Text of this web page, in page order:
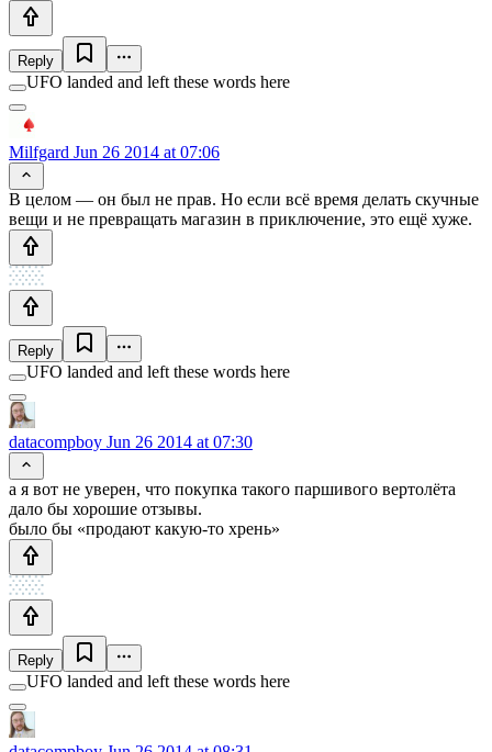
Reply
UFO landed and left these words here
Milfgard Jun 26 2014 at 07:06
В целом — он был не прав. Но если всё время делать скучные
вещи и не превращать магазин в приключение, это ещё хуже.
Reply
UFO landed and left these words here
datacompboy Jun 26 2014 at 07:30
а я вот не уверен, что покупка такого паршивого вертолёта
дало бы хорошие отзывы.
было бы «продают какую-то хрень»
Reply
UFO landed and left these words here